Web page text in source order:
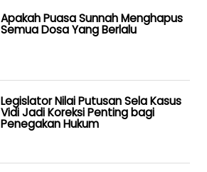
Apakah Puasa Sunnah Menghapus
Semua Dosa Yang Berlalu
Legislator Nilai Putusan Sela Kasus
Vidi Jadi Koreksi Penting bagi
Penegakan Hukum